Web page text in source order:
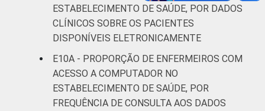
ESTABELECIMENTO DE SAÚDE, POR DADOS
CLÍNICOS SOBRE OS PACIENTES
DISPONÍVEIS ELETRONICAMENTE
E10A - PROPORÇÃO DE ENFERMEIROS COM
ACESSO A COMPUTADOR NO
ESTABELECIMENTO DE SAÚDE, POR
FREQUÊNCIA DE CONSULTA AOS DADOS